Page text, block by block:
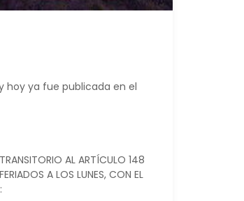
hoy ya fue publicada en el
AL ARTÍCULO 148
A LOS LUNES, CON EL